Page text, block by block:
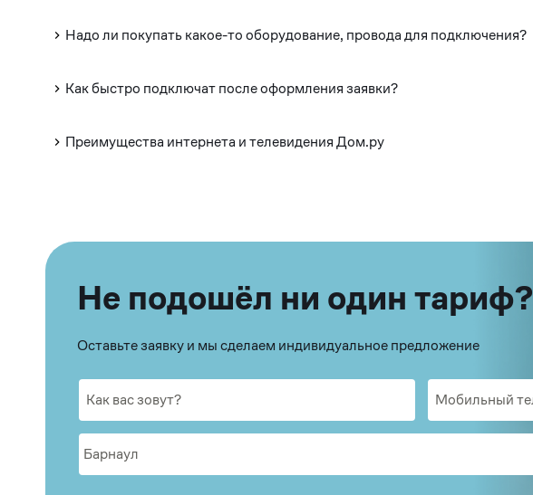
Надо ли покупать какое-то оборудование, провода для подключения?
Как быстро подключат после оформления заявки?
Преимущества интернета и телевидения Дом.ру
Не подошёл ни один тариф?
Оставьте заявку и мы сделаем индивидуальное предложение